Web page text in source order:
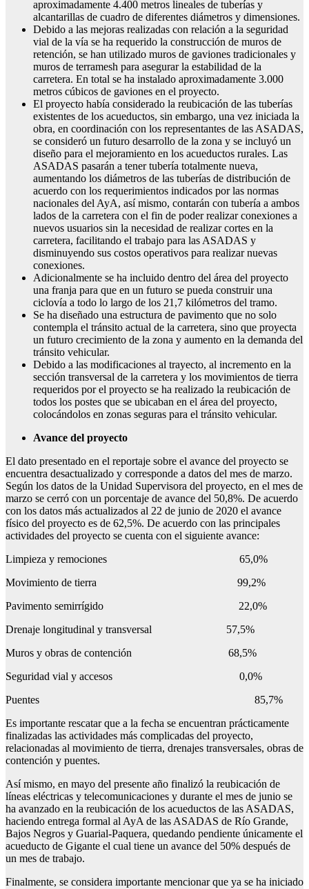
aproximadamente 4.400 metros lineales de tuberías y
alcantarillas de cuadro de diferentes diámetros y dimensiones.
Debido a las mejoras realizadas con relación a la seguridad
vial de la vía se ha requerido la construcción de muros de
retención, se han utilizado muros de gaviones tradicionales y
muros de terramesh para asegurar la estabilidad de la
carretera. En total se ha instalado aproximadamente 3.000
metros cúbicos de gaviones en el proyecto.
El proyecto había considerado la reubicación de las tuberías
existentes de los acueductos, sin embargo, una vez iniciada la
obra, en coordinación con los representantes de las ASADAS,
se consideró un futuro desarrollo de la zona y se incluyó un
diseño para el mejoramiento en los acueductos rurales. Las
ASADAS pasarán a tener tubería totalmente nueva,
aumentando los diámetros de las tuberías de distribución de
acuerdo con los requerimientos indicados por las normas
nacionales del AyA, así mismo, contarán con tubería a ambos
lados de la carretera con el fin de poder realizar conexiones a
nuevos usuarios sin la necesidad de realizar cortes en la
carretera, facilitando el trabajo para las ASADAS y
disminuyendo sus costos operativos para realizar nuevas
conexiones.
Adicionalmente se ha incluido dentro del área del proyecto
una franja para que en un futuro se pueda construir una
ciclovía a todo lo largo de los 21,7 kilómetros del tramo.
Se ha diseñado una estructura de pavimento que no solo
contempla el tránsito actual de la carretera, sino que proyecta
un futuro crecimiento de la zona y aumento en la demanda del
tránsito vehicular.
Debido a las modificaciones al trayecto, al incremento en la
sección transversal de la carretera y los movimientos de tierra
requeridos por el proyecto se ha realizado la reubicación de
todos los postes que se ubicaban en el área del proyecto,
colocándolos en zonas seguras para el tránsito vehicular.
Avance del proyecto
El dato presentado en el reportaje sobre el avance del proyecto se
encuentra desactualizado y corresponde a datos del mes de marzo.
Según los datos de la Unidad Supervisora del proyecto, en el mes de
marzo se cerró con un porcentaje de avance del 50,8%. De acuerdo
con los datos más actualizados al 22 de junio de 2020 el avance
físico del proyecto es de 62,5%. De acuerdo con las principales
actividades del proyecto se cuenta con el siguiente avance:
Limpieza y remociones 65,0%
Movimiento de tierra 99,2%
Pavimento semirrígido 22,0%
Drenaje longitudinal y transversal 57,5%
Muros y obras de contención 68,5%
Seguridad vial y accesos 0,0%
Puentes 85,7%
Es importante rescatar que a la fecha se encuentran prácticamente
finalizadas las actividades más complicadas del proyecto,
relacionadas al movimiento de tierra, drenajes transversales, obras de
contención y puentes.
Así mismo, en mayo del presente año finalizó la reubicación de
líneas eléctricas y telecomunicaciones y durante el mes de junio se
ha avanzado en la reubicación de los acueductos de las ASADAS,
haciendo entrega formal al AyA de las ASADAS de Río Grande,
Bajos Negros y Guarial-Paquera, quedando pendiente únicamente el
acueducto de Gigante el cual tiene un avance del 50% después de
un mes de trabajo.
Finalmente, se considera importante mencionar que ya se ha iniciado